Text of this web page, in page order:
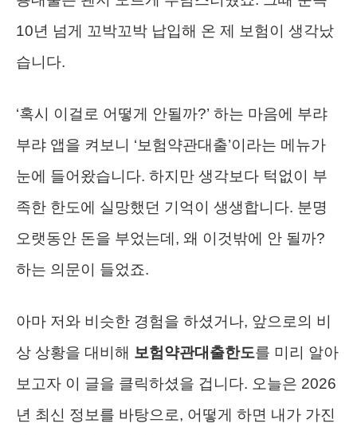
10년 넘게 꼬박꼬박 납입해 온 제 보험이 생각났
습니다.
‘혹시 이걸로 어떻게 안될까?’ 하는 마음에 부랴
부랴 앱을 켜보니 ‘보험약관대출’이라는 메뉴가
눈에 들어왔습니다. 하지만 생각보다 턱없이 부
족한 한도에 실망했던 기억이 생생합니다. 분명
오랫동안 돈을 부었는데, 왜 이것밖에 안 될까?
하는 의문이 들었죠.
아마 저와 비슷한 경험을 하셨거나, 앞으로의 비
상 상황을 대비해 보험약관대출한도를 미리 알아
보고자 이 글을 클릭하셨을 겁니다. 오늘은 2026
년 최신 정보를 바탕으로, 어떻게 하면 내가 가진